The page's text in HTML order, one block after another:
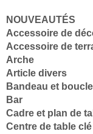
NOUVEAUTÉS
Accessoire de
Accessoire de
Arche
Article divers
Bandeau et
Bar
Cadre et plan de
Centre de table